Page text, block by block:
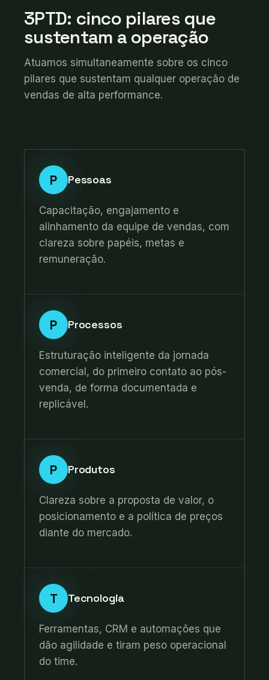
3PTD: cinco pilares que
sustentam a operação
Atuamos simultaneamente sobre os cinco
pilares que sustentam qualquer operação de
vendas de alta performance.
P Pessoas
Capacitação, engajamento e
alinhamento da equipe de vendas, com
clareza sobre papéis, metas e
remuneração.
P Processos
Estruturação inteligente da jornada
comercial, do primeiro contato ao pós-
venda, de forma documentada e
replicável.
P Produtos
Clareza sobre a proposta de valor, o
posicionamento e a política de preços
diante do mercado.
T Tecnologia
Ferramentas, CRM e automações que
dão agilidade e tiram peso operacional
do time.